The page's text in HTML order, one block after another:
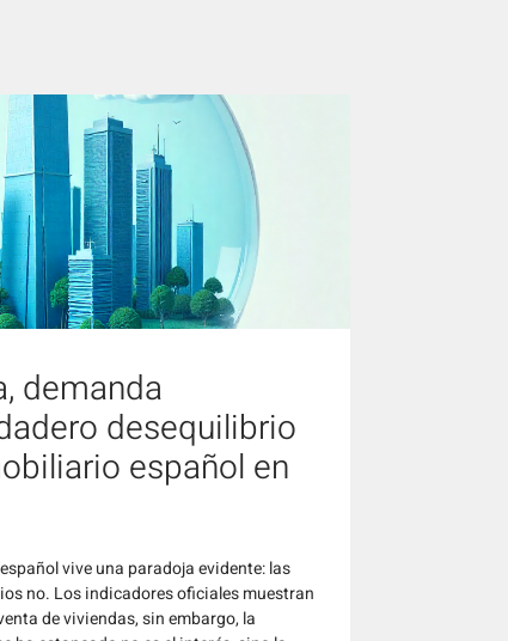
demanda
desequilibrio
español en
vive una paradoja evidente: las
no. Los indicadores oficiales muestran
de viviendas, sin embargo, la